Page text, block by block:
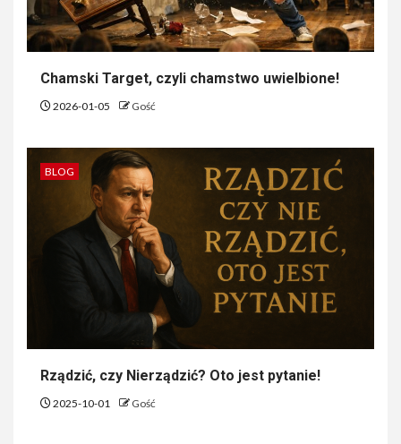
Chamski Target, czyli chamstwo uwielbione!
2026-01-05 Gość
BLOG
Rządzić, czy Nierządzić? Oto jest pytanie!
2025-10-01 Gość